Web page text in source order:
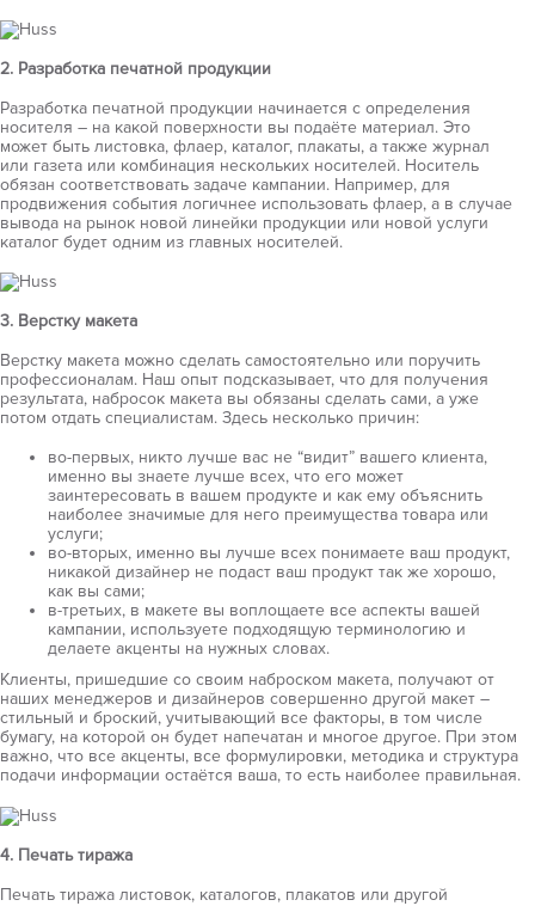
2. Разработка печатной продукции
Разработка печатной продукции начинается с определения
носителя – на какой поверхности вы подаёте материал. Это
может быть листовка, флаер, каталог, плакаты, а также журнал
или газета или комбинация нескольких носителей. Носитель
обязан соответствовать задаче кампании. Например, для
продвижения события логичнее использовать флаер, а в случае
вывода на рынок новой линейки продукции или новой услуги
каталог будет одним из главных носителей.
3. Верстку макета
Верстку макета можно сделать самостоятельно или поручить
профессионалам. Наш опыт подсказывает, что для получения
результата, набросок макета вы обязаны сделать сами, а уже
потом отдать специалистам. Здесь несколько причин:
во-первых, никто лучше вас не “видит” вашего клиента,
именно вы знаете лучше всех, что его может
заинтересовать в вашем продукте и как ему объяснить
наиболее значимые для него преимущества товара или
услуги;
во-вторых, именно вы лучше всех понимаете ваш продукт,
никакой дизайнер не подаст ваш продукт так же хорошо,
как вы сами;
в-третьих, в макете вы воплощаете все аспекты вашей
кампании, используете подходящую терминологию и
делаете акценты на нужных словах.
Клиенты, пришедшие со своим наброском макета, получают от
наших менеджеров и дизайнеров совершенно другой макет –
стильный и броский, учитывающий все факторы, в том числе
бумагу, на которой он будет напечатан и многое другое. При этом
важно, что все акценты, все формулировки, методика и структура
подачи информации остаётся ваша, то есть наиболее правильная.
4. Печать тиража
Печать тиража листовок, каталогов, плакатов или другой